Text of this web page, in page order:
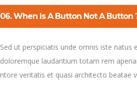
06. When Is A Button Not A Button
Sed ut perspiciatis unde omnis iste
doloremque laudantium totam rem
ntore veritatis et quasi architecto beatae